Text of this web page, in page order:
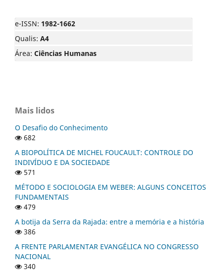
e-ISSN: 1982-1662
Qualis: A4
Área: Ciências Humanas
Mais lidos
O Desafio do Conhecimento
682
A BIOPOLÍTICA DE MICHEL FOUCAULT: CONTROLE DO
INDIVÍDUO E DA SOCIEDADE
571
MÉTODO E SOCIOLOGIA EM WEBER: ALGUNS CONCEITOS
FUNDAMENTAIS
479
A botija da Serra da Rajada: entre a memória e a história
386
A FRENTE PARLAMENTAR EVANGÉLICA NO CONGRESSO
NACIONAL
340